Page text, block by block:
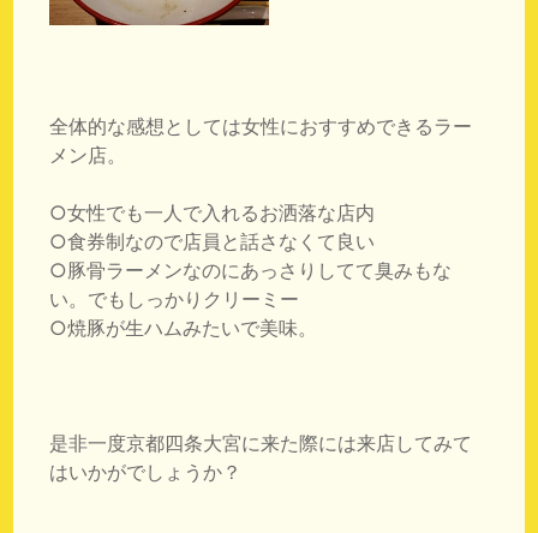
全体的な感想としては女性におすすめできるラー
メン店。
○女性でも一人で入れるお洒落な店内
○食券制なので店員と話さなくて良い
○豚骨ラーメンなのにあっさりしてて臭みもな
い。でもしっかりクリーミー
○焼豚が生ハムみたいで美味。
是非一度京都四条大宮に来た際には来店してみて
はいかがでしょうか？